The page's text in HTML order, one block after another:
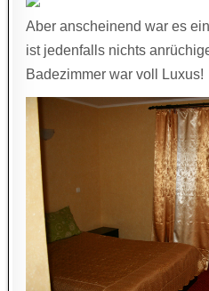
Aber anscheinend war es
ist jedenfalls nichts
Badezimmer war voll Luxus!